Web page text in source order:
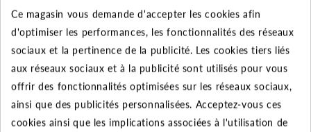
Utilisateurs
Professionnel
Désignation
KVC-X 75/50 M Pompe
multicellulaire verticale
Diamètre de
refoulement
1"1/4 (33/42)
Ce magasin vous demande d'accepter les cookies afin
d'optimiser les performances, les fonctionnalités des réseaux
sociaux et la pertinence de la publicité. Les cookies tiers liés
aux réseaux sociaux et à la publicité sont utilisés pour vous
offrir des fonctionnalités optimisées sur les réseaux sociaux,
ainsi que des publicités personnalisées. Acceptez-vous ces
cookies ainsi que les implications associées à l'utilisation de